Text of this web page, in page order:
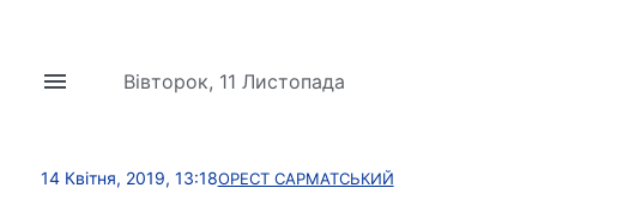
Вівторок, 11 Листопада
14 Квітня, 2019, 13:18ОРЕСТ САРМАТСЬКИЙ